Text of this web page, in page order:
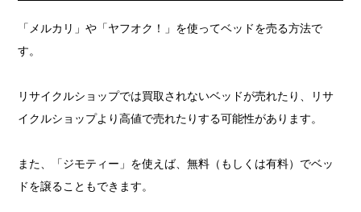
「メルカリ」や「ヤフオク！」を使ってベッドを売る方法で
す。
リサイクルショップでは買取されないベッドが売れたり、リサ
イクルショップより高値で売れたりする可能性があります。
また、「ジモティー」を使えば、無料（もしくは有料）でベッ
ドを譲ることもできます。